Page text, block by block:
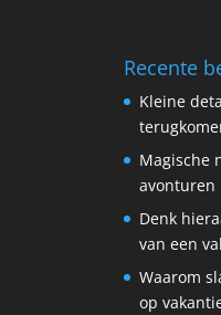
Recente
Kleine
Magische
avonturen
Denk
van een
Waarom
op